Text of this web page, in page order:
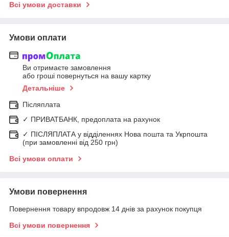
Всі умови доставки
Умови оплати
Ви отримаєте замовлення
або гроші повернуться на вашу картку
Детальніше
Післяплата
✓ ПРИВАТБАНК, предоплата на рахунок
✓ ПІСЛЯПЛАТА у відділеннях Нова пошта та Укрпошта
(при замовленні від 250 грн)
Всі умови оплати
Умови повернення
Повернення товару впродовж 14 днів за рахунок покупця
Всі умови повернення